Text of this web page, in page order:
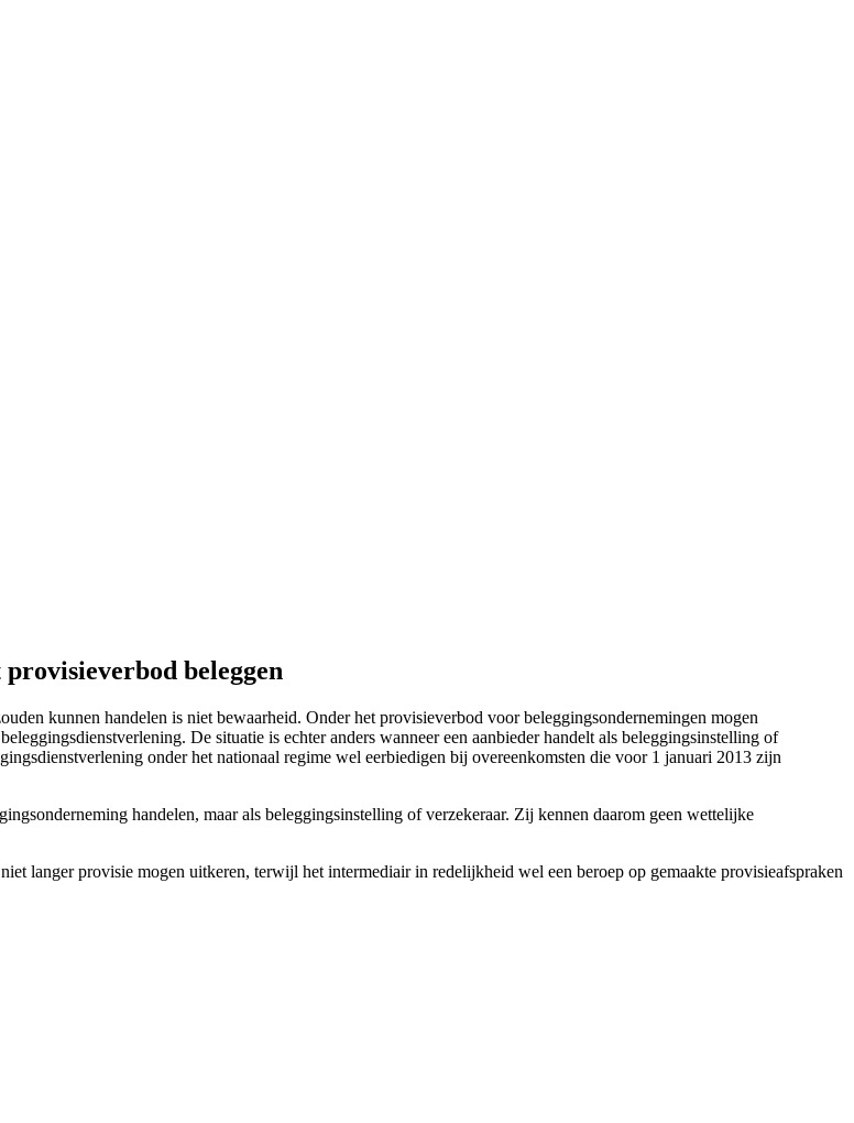
beleggen
kunnen handelen is niet bewaarheid. Onder het provisieverbod voor beleggingsondernemingen mogen
De situatie is echter anders wanneer een aanbieder handelt als beleggingsinstelling of
onder het nationaal regime wel eerbiedigen bij overeenkomsten die voor 1 januari 2013 zijn
handelen, maar als beleggingsinstelling of verzekeraar. Zij kennen daarom geen wettelijke
langer provisie mogen uitkeren, terwijl het intermediair in redelijkheid wel een beroep op gemaakte provisieafspraken